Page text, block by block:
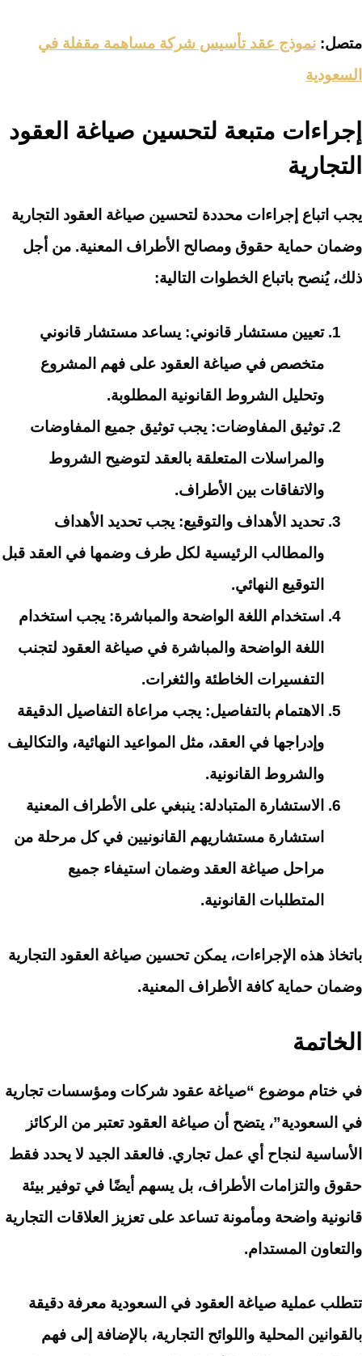
متصل: نموذج عقد تأسيس شركة مساهمة مقفلة في
السعودية
إجراءات متبعة لتحسين صياغة العقود
التجارية
يجب اتباع إجراءات محددة لتحسين صياغة العقود التجارية
وضمان حماية حقوق ومصالح الأطراف المعنية. من أجل
ذلك، يُنصح باتباع الخطوات التالية:
تعيين مستشار قانوني: يساعد مستشار قانوني
متخصص في صياغة العقود على فهم المشروع
وتحليل الشروط القانونية المطلوبة.
توثيق المفاوضات: يجب توثيق جميع المفاوضات
والمراسلات المتعلقة بالعقد لتوضيح الشروط
والاتفاقات بين الأطراف.
تحديد الأهداف والتوقيع: يجب تحديد الأهداف
والمطالب الرئيسية لكل طرف وضمها في العقد قبل
التوقيع النهائي.
استخدام اللغة الواضحة والمباشرة: يجب استخدام
اللغة الواضحة والمباشرة في صياغة العقود لتجنب
التفسيرات الخاطئة والثغرات.
الاهتمام بالتفاصيل: يجب مراعاة التفاصيل الدقيقة
وإدراجها في العقد، مثل المواعيد النهائية، والتكاليف
والشروط القانونية.
الاستشارة المتبادلة: ينبغي على الأطراف المعنية
استشارة مستشاريهم القانونيين في كل مرحلة من
مراحل صياغة العقد وضمان استيفاء جميع
المتطلبات القانونية.
باتخاذ هذه الإجراءات، يمكن تحسين صياغة العقود التجارية
وضمان حماية كافة الأطراف المعنية.
الخاتمة
في ختام موضوع “صياغة عقود شركات ومؤسسات تجارية
في السعودية”، يتضح أن صياغة العقود تعتبر من الركائز
الأساسية لنجاح أي عمل تجاري. فالعقد الجيد لا يحدد فقط
حقوق والتزامات الأطراف، بل يسهم أيضًا في توفير بيئة
قانونية واضحة ومأمونة تساعد على تعزيز العلاقات التجارية
والتعاون المستدام.
تتطلب عملية صياغة العقود في السعودية معرفة دقيقة
بالقوانين المحلية واللوائح التجارية، بالإضافة إلى فهم